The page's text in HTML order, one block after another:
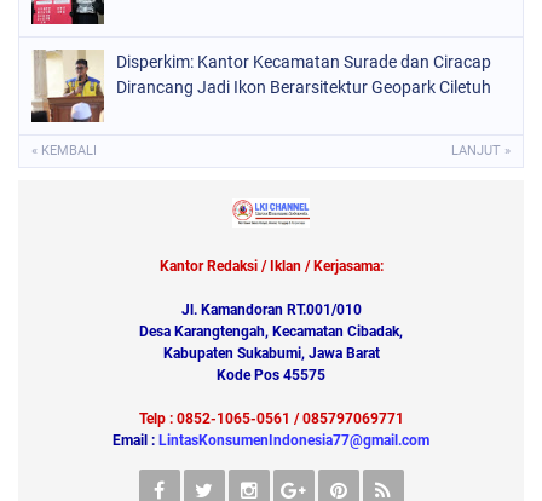
Disperkim: Kantor Kecamatan Surade dan Ciracap
Dirancang Jadi Ikon Berarsitektur Geopark Ciletuh
« KEMBALI LANJUT »
Kantor Redaksi / Iklan / Kerjasama:
Jl. Kamandoran RT.001/010
Desa Karangtengah, Kecamatan Cibadak,
Kabupaten Sukabumi, Jawa Barat
Kode Pos 45575
Telp : 0852-1065-0561 / 085797069771
Email : LintasKonsumenIndonesia77@gmail.com